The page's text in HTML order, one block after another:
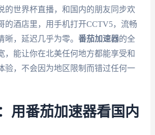
的世界杯直播，和国内的朋友同步欢
的酒店里，用手机打开CCTV5，流畅
晰，延迟几乎为零。 番茄加速器的全
，能让你在北美任何地方都能享受和
验，不会因为地区限制而错过任何一
用番茄加速器看国内